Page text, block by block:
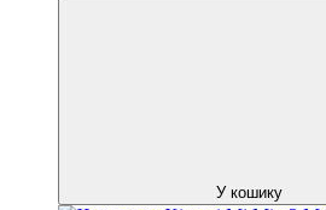
У кошику